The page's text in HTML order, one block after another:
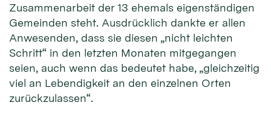
Zusammenarbeit der 13 ehemals eigenständigen
Gemeinden steht. Ausdrücklich dankte er allen
Anwesenden, dass sie diesen „nicht leichten
Schritt“ in den letzten Monaten mitgegangen
seien, auch wenn das bedeutet habe, „gleichzeitig
viel an Lebendigkeit an den einzelnen Orten
zurückzulassen“.